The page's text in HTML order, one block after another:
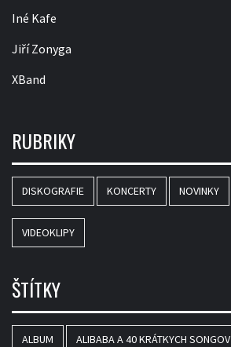
Iné Kafe
Jiří Zonyga
XBand
RUBRIKY
DISKOGRAFIE KONCERTY NOVINKY
VIDEOKLIPY
ŠTÍTKY
ALBUM ALIBABA A 40 KRÁTKYCH SONGOV